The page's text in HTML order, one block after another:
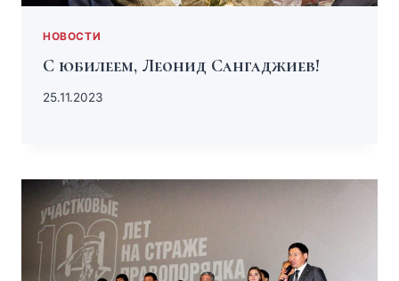
НОВОСТИ
С юбилеем, Леонид Сангаджиев!
25.11.2023